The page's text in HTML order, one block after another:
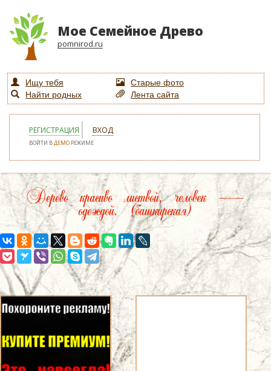
Мое Семейное Древо
pomnirod.ru
Ищу тебя
Старые фото
Найти родных
Лента сайта
РЕГИСТРАЦИЯ ВХОД
ВОЙТИ ВДЕМО РЕЖИМЕ
Дерево красиво листвой, человек —
одеждой. (башкирская)